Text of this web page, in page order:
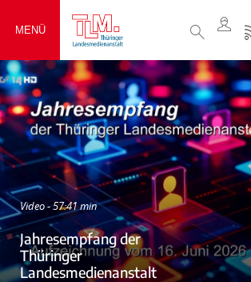
MENÜ
Video - 57:41 min
Jahresempfang der
Thüringer
Landesmedienanstalt